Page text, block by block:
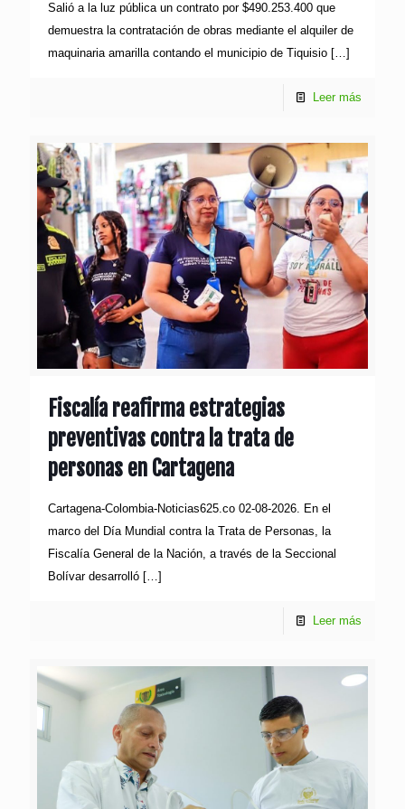
Salió a la luz pública un contrato por $490.253.400 que
demuestra la contratación de obras mediante el alquiler de
maquinaria amarilla contando el municipio de Tiquisio […]
Leer más
Fiscalía reafirma estrategias
preventivas contra la trata de
personas en Cartagena
Cartagena-Colombia-Noticias625.co 02-08-2026. En el
marco del Día Mundial contra la Trata de Personas, la
Fiscalía General de la Nación, a través de la Seccional
Bolívar desarrolló […]
Leer más